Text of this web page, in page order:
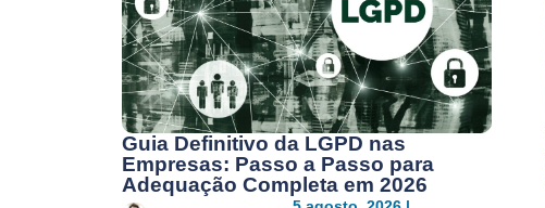
Guia Definitivo da LGPD nas
Empresas: Passo a Passo para
Adequação Completa em 2026